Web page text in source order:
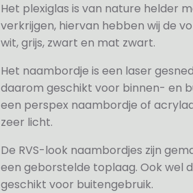
Het plexiglas is van nature helder
verkrijgen, hiervan hebben wij de
wit, grijs, zwart en mat zwart.
Het naambordje is een laser
daarom geschikt voor binnen- en
een perspex naambordje of
zeer licht.
De RVS-look naambordjes zijn
een geborstelde toplaag. Ook wel
geschikt voor buitengebruik.